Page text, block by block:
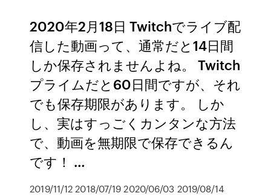
2020年2月18日 Twitchでライブ配
信した動画って、通常だと14日間
しか保存されませんよね。 Twitch
プライムだと60日間ですが、それ
でも保存期限があります。 しか
し、実はすっごくカンタンな方法
で、動画を無期限で保存できるん
です！ …
2019/11/12 2018/07/19 2020/06/03 2019/08/14